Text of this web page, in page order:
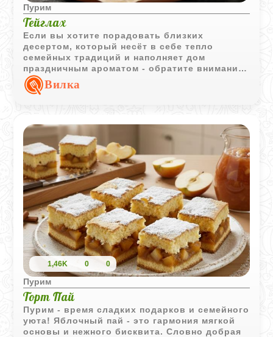
Пурим
Тейглах
Если вы хотите порадовать близких
десертом, который несёт в себе тепло
семейных традиций и наполняет дом
праздничным ароматом - обратите внимание
на тейглах. Эти золотистые шарики в
медовой глазури - не просто сладость, а
любимый на Рош ха-Шана и Пурим или
других торжественных днях.
Вилка
1,46K 0 0
Пурим
Торт Пай
Пурим - время сладких подарков и семейного
уюта! Яблочный пай - это гармония мягкой
основы и нежного бисквита. Словно добрая